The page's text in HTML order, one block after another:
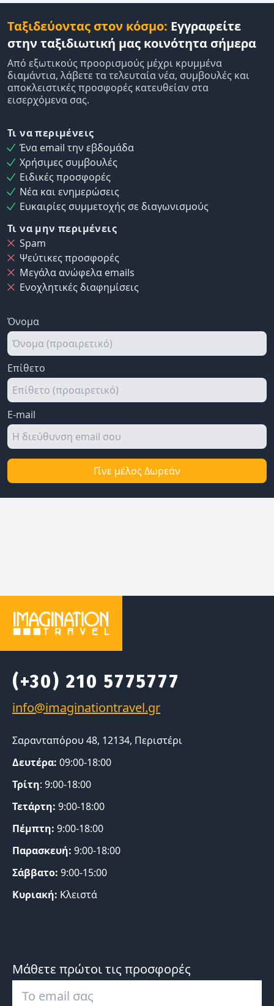
Ταξιδεύοντας στον κόσμο: Εγγραφείτε
στην ταξιδιωτική μας κοινότητα σήμερα
Από εξωτικούς προορισμούς μέχρι κρυμμένα
διαμάντια, λάβετε τα τελευταία νέα, συμβουλές και
αποκλειστικές προσφορές κατευθείαν στα
εισερχόμενα σας.
Τι να περιμένεις
Ένα email την εβδομάδα
Χρήσιμες συμβουλές
Ειδικές προσφορές
Νέα και ενημερώσεις
Ευκαιρίες συμμετοχής σε διαγωνισμούς
Τι να μην περιμένεις
Spam
Ψεύτικες προσφορές
Μεγάλα ανώφελα emails
Ενοχλητικές διαφημίσεις
Όνομα
Επίθετο
E-mail
Γίνε μέλος Δωρεάν
(+30) 210 5775777
Σαρανταπόρου 48, 12134, Περιστέρι
Δευτέρα: 09:00-18:00
Τρίτη: 9:00-18:00
Τετάρτη: 9:00-18:00
Πέμπτη: 9:00-18:00
Παρασκευή: 9:00-18:00
Σάββατο: 9:00-15:00
Κυριακή: Κλειστά
Μάθετε πρώτοι τις προσφορές